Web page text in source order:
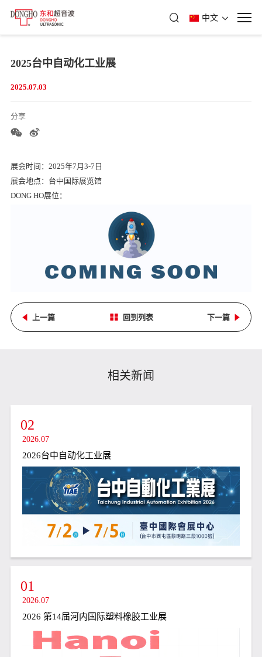
中文
2025台中自动化工业展
2025.07.03
分享
展会时间：2025年7月3-7日
展会地点：台中国际展览馆
DONG HO展位：
上一篇 回到列表 下一篇
相关新闻
02
2026.07
2026台中自动化工业展
01
2026.07
2026 第14届河内国际塑料橡胶工业展